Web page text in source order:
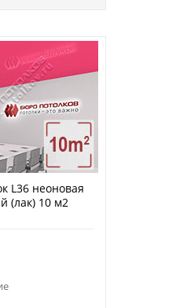
L36 неоновая
(лак) 10 м2